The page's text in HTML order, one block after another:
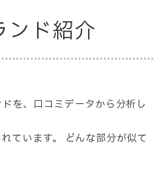
ド紹介
を、口コミデータから分析し
ています。 どんな部分が似て